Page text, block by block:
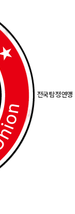
전국탐정연맹